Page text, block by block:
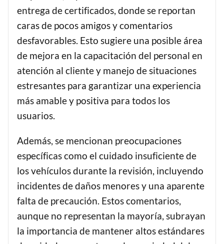
entrega de certificados, donde se reportan
caras de pocos amigos y comentarios
desfavorables. Esto sugiere una posible área
de mejora en la capacitación del personal en
atención al cliente y manejo de situaciones
estresantes para garantizar una experiencia
más amable y positiva para todos los
usuarios.
Además, se mencionan preocupaciones
específicas como el cuidado insuficiente de
los vehículos durante la revisión, incluyendo
incidentes de daños menores y una aparente
falta de precaución. Estos comentarios,
aunque no representan la mayoría, subrayan
la importancia de mantener altos estándares